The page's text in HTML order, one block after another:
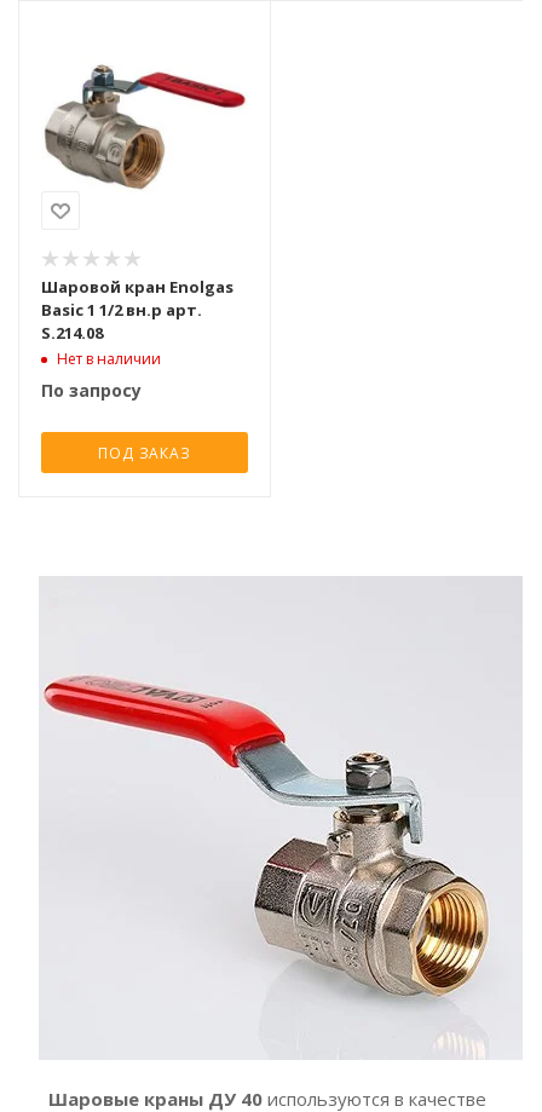
Шаровой кран Enolgas
Basic 1 1/2 вн.р арт.
S.214.08
Нет в наличии
По запросу
ПОД ЗАКАЗ
Шаровые краны ДУ 40 используются в качестве